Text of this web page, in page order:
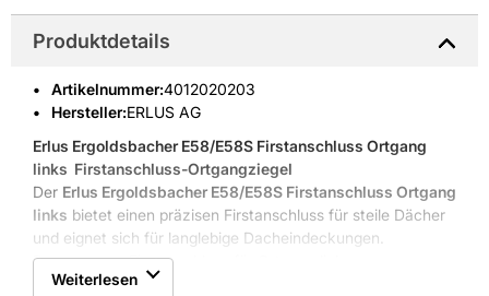
Produktdetails
Artikelnummer:4012020203
Hersteller:ERLUS AG
Erlus Ergoldsbacher E58/E58S Firstanschluss Ortgang
links  Firstanschluss-Ortgangziegel
Der Erlus Ergoldsbacher E58/E58S Firstanschluss Ortgang
links bietet einen präzisen Firstanschluss für steile Dächer
und eignet sich für langlebige Dacheindeckungen.
Passgenauer Firstanschluss für Ortgang links
Engobierte anthrazitoberfläche, witterungsbeständig
Weiterlesen